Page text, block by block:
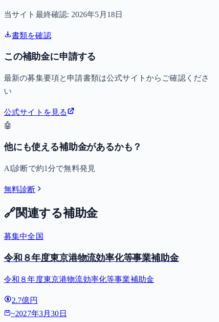
当サイト最終確認: 2026年5月18日
書類を確認
この補助金に申請する
最新の募集要項と申請書類は公式サイトからご確認くださ
い
公式サイトを見る
🤖
他にも使える補助金があるかも？
AI診断で約1分で無料発見
無料診断
🔗関連する補助金
募集中全国
令和８年度東京港物流効率化等事業補助金
令和８年度東京港物流効率化等事業補助金
2.7億円
~2027年3月30日